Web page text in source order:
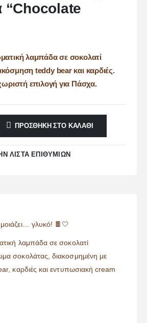
λαμπάδα σε σοκολατί
teddy bear και καρδιές.
επιλογή για Πάσχα.
ΠΡΟΣΘΉΚΗ ΣΤΟ ΚΑΛΆΘΙ
ΛΊΣΤΑ ΕΠΙΘΥΜΙΏΝ
γλυκό! 🍫🤍
λαμπάδα σε σοκολατί
σοκολάτας, διακοσμημένη με
καρδιές και εντυπωσιακή cream